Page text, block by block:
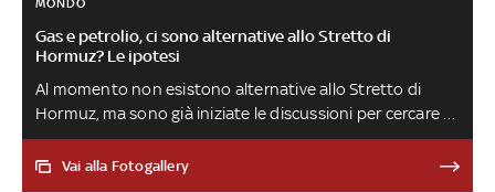
MONDO
Gas e petrolio, ci sono alternative allo Stretto di
Hormuz? Le ipotesi
Al momento non esistono alternative allo Stretto di
Hormuz, ma sono già iniziate le discussioni per cercare di
svilupparle nel corso degli anni e impedire all’Iran di
ricattare ancora gli altri Paesi in futuro. Tra le ipotesi, la
Vai alla Fotogallery